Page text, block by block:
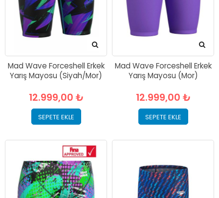
Mad Wave Forceshell Erkek
Yarış Mayosu (Siyah/Mor)
12.999,00 ₺
SEPETE EKLE
Mad Wave Forceshell Erkek
Yarış Mayosu (Mor)
12.999,00 ₺
SEPETE EKLE